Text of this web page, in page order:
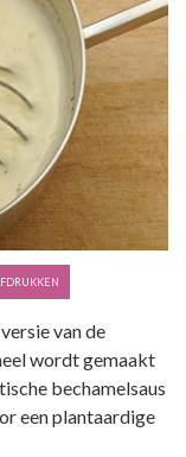
van de
wordt gemaakt
bechamelsaus
een plantaardige